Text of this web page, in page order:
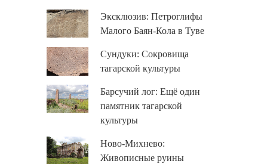
Эксклюзив: Петроглифы
Малого Баян-Кола в Туве
Сундуки: Сокровища
тагарской культуры
Барсучий лог: Ещё один
памятник тагарской
культуры
Ново-Михнево:
Живописные руины